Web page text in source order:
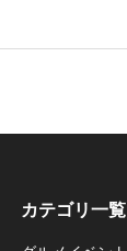
カテゴリ一覧